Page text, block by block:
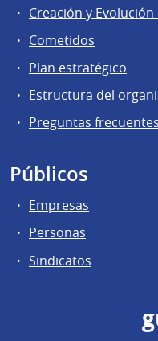
Creación y
Cometidos
Plan estratégico
Estructura del
Preguntas frecuentes
Públicos
Empresas
Personas
Sindicatos